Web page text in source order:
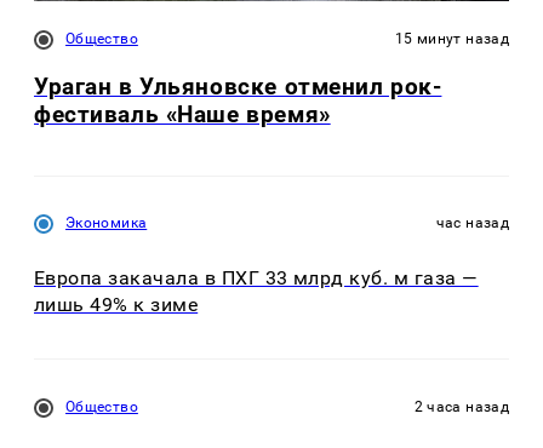
Общество 15 минут назад
Ураган в Ульяновске отменил рок-
фестиваль «Наше время»
Экономика час назад
Европа закачала в ПХГ 33 млрд куб. м газа —
лишь 49% к зиме
Общество 2 часа назад